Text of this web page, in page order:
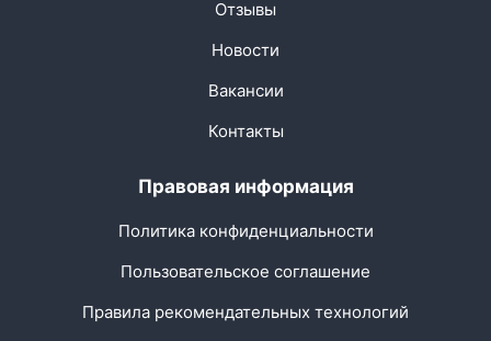
Отзывы
Новости
Вакансии
Контакты
Правовая информация
Политика конфиденциальности
Пользовательское соглашение
Правила рекомендательных технологий